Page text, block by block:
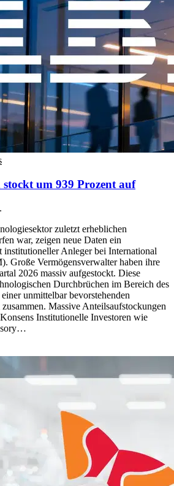
um 939 Prozent auf
zuletzt erheblichen
war, zeigen neue Daten ein
institutioneller Anleger bei International
Große Vermögensverwalter haben ihre
2026 massiv aufgestockt. Diese
Durchbrüchen im Bereich des
unmittelbar bevorstehenden
Massive Anteilsaufstockungen
Institutionelle Investoren wie